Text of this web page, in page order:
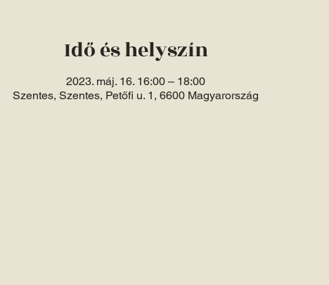
Idő és helyszín
2023. máj. 16. 16:00 – 18:00
Szentes, Szentes, Petőfi u. 1, 6600 Magyarország